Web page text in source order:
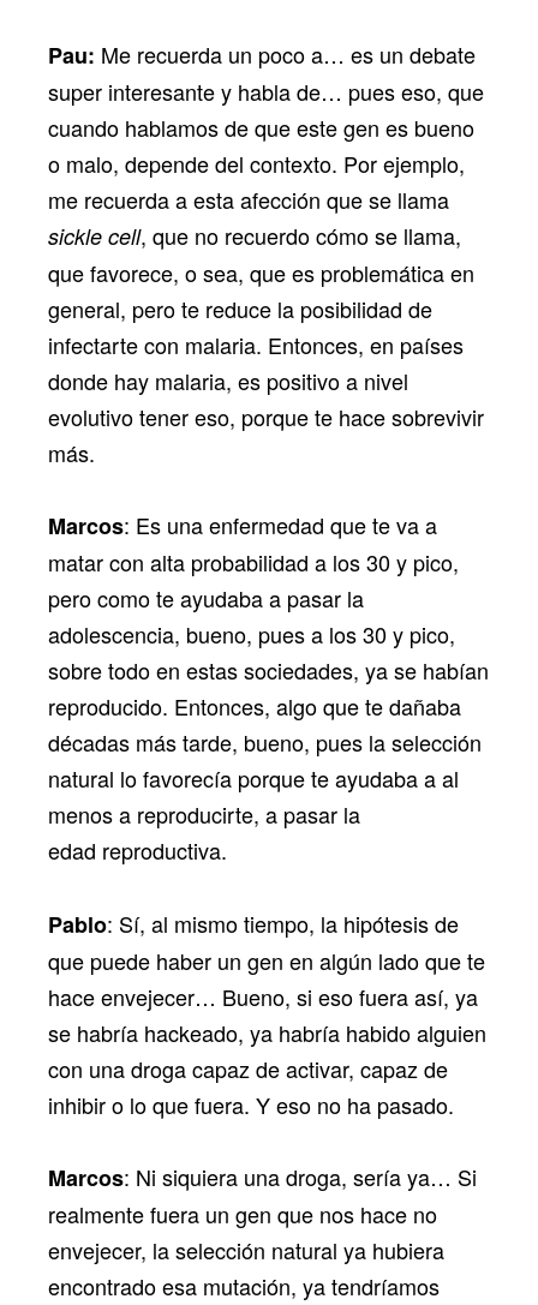
Pau: Me recuerda un poco a… es un debate
super interesante y habla de… pues eso, que
cuando hablamos de que este gen es bueno
o malo, depende del contexto. Por ejemplo,
me recuerda a esta afección que se llama
sickle cell, que no recuerdo cómo se llama,
que favorece, o sea, que es problemática en
general, pero te reduce la posibilidad de
infectarte con malaria. Entonces, en países
donde hay malaria, es positivo a nivel
evolutivo tener eso, porque te hace sobrevivir
más.
Marcos: Es una enfermedad que te va a
matar con alta probabilidad a los 30 y pico,
pero como te ayudaba a pasar la
adolescencia, bueno, pues a los 30 y pico,
sobre todo en estas sociedades, ya se habían
reproducido. Entonces, algo que te dañaba
décadas más tarde, bueno, pues la selección
natural lo favorecía porque te ayudaba a al
menos a reproducirte, a pasar la
edad reproductiva.
Pablo: Sí, al mismo tiempo, la hipótesis de
que puede haber un gen en algún lado que te
hace envejecer… Bueno, si eso fuera así, ya
se habría hackeado, ya habría habido alguien
con una droga capaz de activar, capaz de
inhibir o lo que fuera. Y eso no ha pasado.
Marcos: Ni siquiera una droga, sería ya… Si
realmente fuera un gen que nos hace no
envejecer, la selección natural ya hubiera
encontrado esa mutación, ya tendríamos